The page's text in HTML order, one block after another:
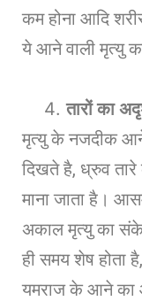
कम होना आदि
ये आने वाली मृत्यु
तारों का
मृत्यु के नजदीक आने
दिखते है, ध्रुव
माना जाता है।
अकाल मृत्यु का
ही समय शेष होता
यमराज के आने का